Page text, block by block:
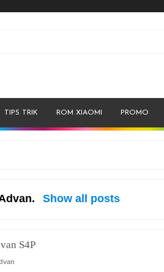
TIPS TRIK ROM XIAOMI PROMO
. Show all posts
S4P